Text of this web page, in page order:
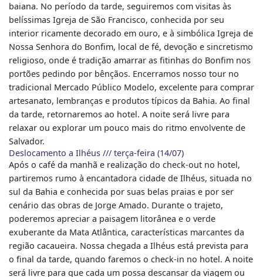
baiana. No período da tarde, seguiremos com visitas às
belíssimas Igreja de São Francisco, conhecida por seu
interior ricamente decorado em ouro, e à simbólica Igreja de
Nossa Senhora do Bonfim, local de fé, devoção e sincretismo
religioso, onde é tradição amarrar as fitinhas do Bonfim nos
portões pedindo por bênçãos. Encerramos nosso tour no
tradicional Mercado Público Modelo, excelente para comprar
artesanato, lembranças e produtos típicos da Bahia. Ao final
da tarde, retornaremos ao hotel. A noite será livre para
relaxar ou explorar um pouco mais do ritmo envolvente de
Salvador.
Deslocamento a Ilhéus /// terça-feira (14/07)
Após o café da manhã e realização do check-out no hotel,
partiremos rumo à encantadora cidade de Ilhéus, situada no
sul da Bahia e conhecida por suas belas praias e por ser
cenário das obras de Jorge Amado. Durante o trajeto,
poderemos apreciar a paisagem litorânea e o verde
exuberante da Mata Atlântica, características marcantes da
região cacaueira. Nossa chegada a Ilhéus está prevista para
o final da tarde, quando faremos o check-in no hotel. A noite
será livre para que cada um possa descansar da viagem ou